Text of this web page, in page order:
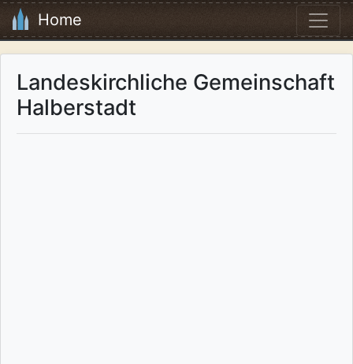
Home
Landeskirchliche Gemeinschaft
Halberstadt